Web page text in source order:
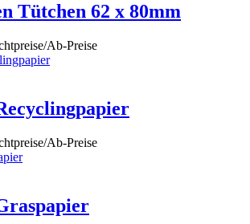
Tütchen 62 x 80mm
Ab-Preise
Ab-Preise